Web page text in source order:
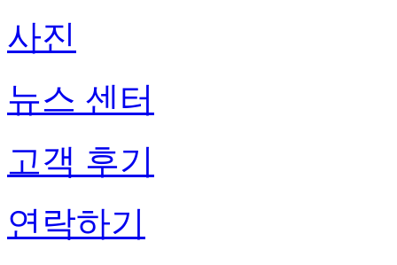
사진
뉴스 센터
고객 후기
연락하기